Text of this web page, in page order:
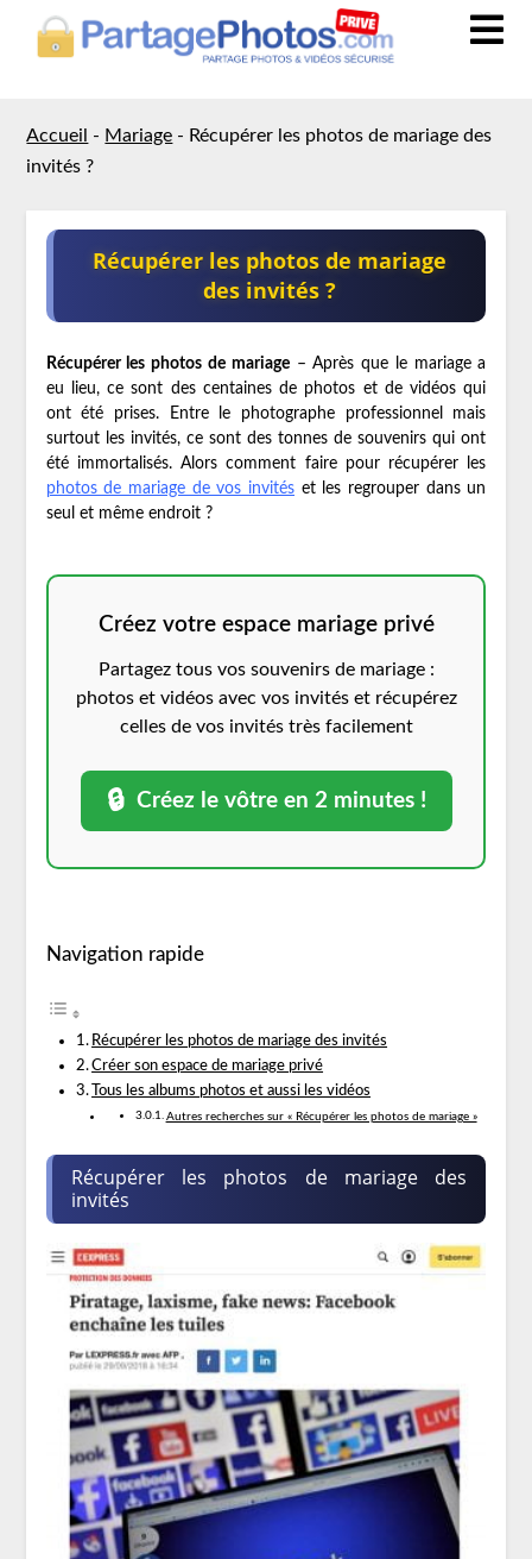
Accueil - Mariage - Récupérer les photos de mariage des
invités ?
Récupérer les photos de mariage
des invités ?
Récupérer les photos de mariage– Après que le mariage a
eu lieu, ce sont des centaines de photos et de vidéos qui
ont été prises. Entre le photographe professionnel mais
surtout les invités, ce sont des tonnes de souvenirs qui ont
été immortalisés. Alors comment faire pour récupérer les
photos de mariage de vos invités et les regrouper dans un
seul et même endroit ?
Créez votre espace mariage privé
Partagez tous vos souvenirs de mariage :
photos et vidéos avec vos invités et récupérez
celles de vos invités très facilement
🔒 Créez le vôtre en 2 minutes !
Navigation rapide
Récupérer les photos de mariage des invités
Créer son espace de mariage privé
Tous les albums photos et aussi les vidéos
Autres recherches sur « Récupérer les photos de mariage »
Récupérer les photos de mariage des
invités